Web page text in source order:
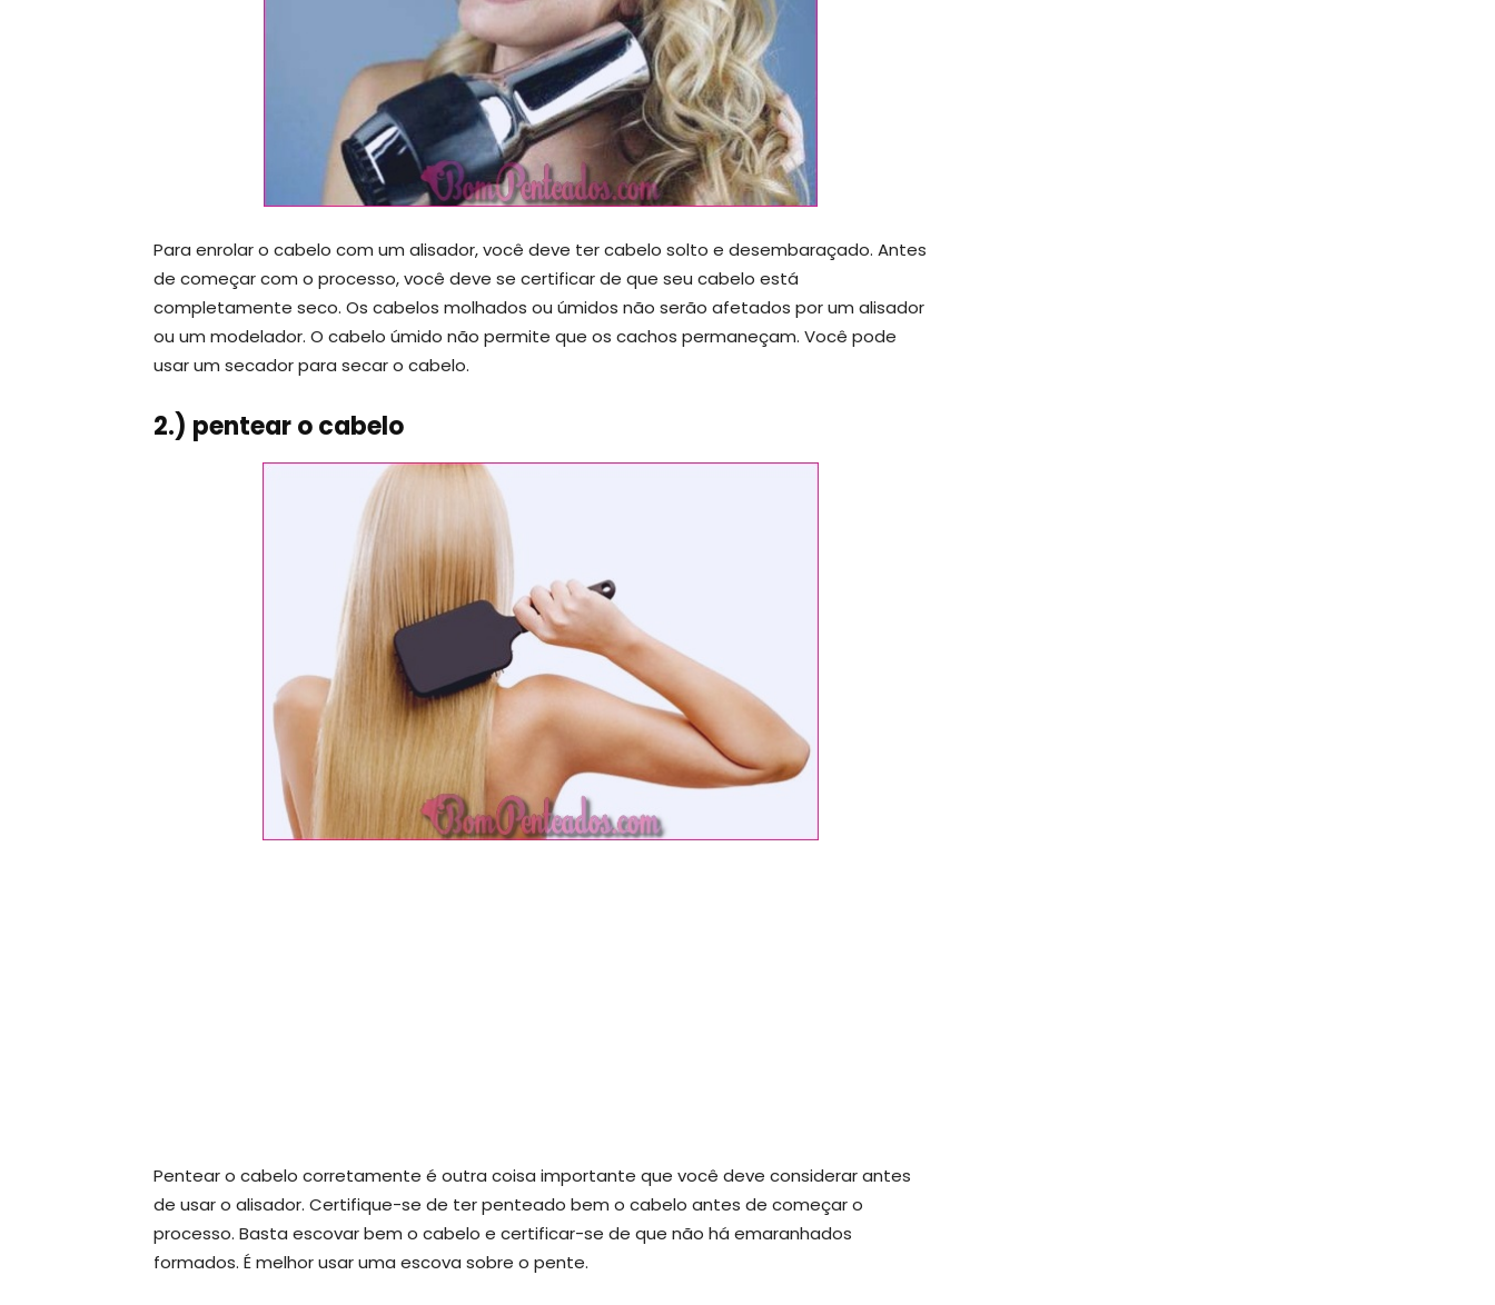
Para enrolar o cabelo com um alisador, você deve ter cabelo solto e desembaraçado. Antes
de começar com o processo, você deve se certificar de que seu cabelo está
completamente seco. Os cabelos molhados ou úmidos não serão afetados por um alisador
ou um modelador. O cabelo úmido não permite que os cachos permaneçam. Você pode
usar um secador para secar o cabelo.
2.) pentear o cabelo
Pentear o cabelo corretamente é outra coisa importante que você deve considerar antes
de usar o alisador. Certifique-se de ter penteado bem o cabelo antes de começar o
processo. Basta escovar bem o cabelo e certificar-se de que não há emaranhados
formados. É melhor usar uma escova sobre o pente.